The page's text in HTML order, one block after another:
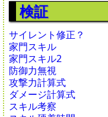
検証
サイレント修正？
家門スキル
家門スキル2
防御力無視
攻撃力計算式
ダメージ計算式
スキル考察